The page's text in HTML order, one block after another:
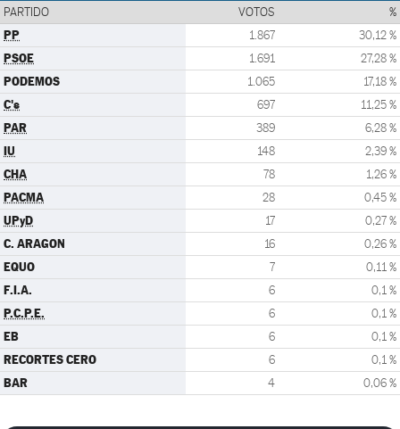
PARTIDO VOTOS %
PP 1.867 30,12 %
PSOE 1.691 27,28 %
PODEMOS 1.065 17,18 %
C's 697 11,25 %
PAR 389 6,28 %
IU 148 2,39 %
CHA 78 1,26 %
PACMA 28 0,45 %
UPyD 17 0,27 %
C. ARAGON 16 0,26 %
EQUO 7 0,11 %
F.I.A. 6 0,1 %
P.C.P.E. 6 0,1 %
EB 6 0,1 %
RECORTES CERO 6 0,1 %
BAR 4 0,06 %